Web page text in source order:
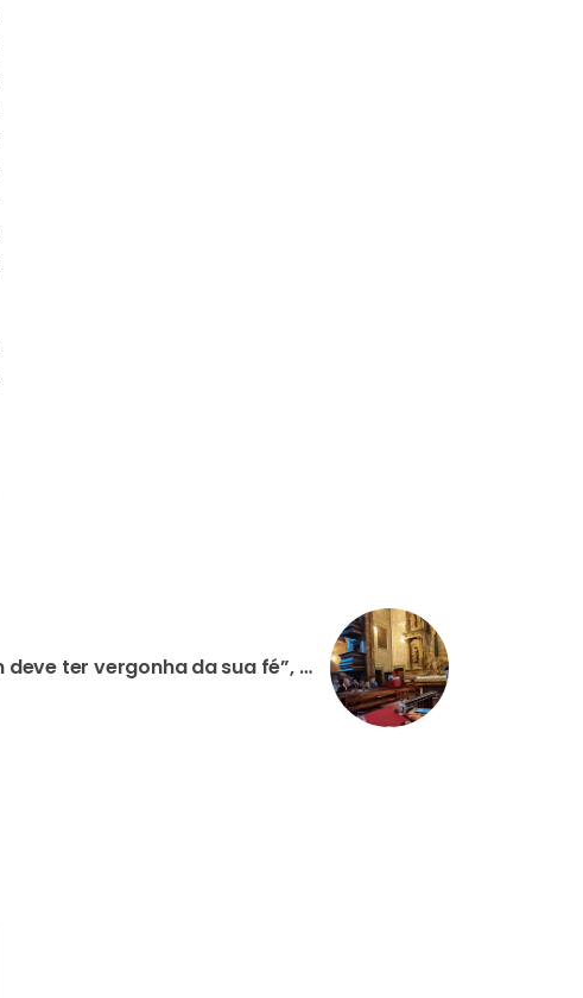
PORTUGAL: “Ninguém deve ter vergonha da sua fé”, diz Bispo do Funchal em iniciativa da Fundação AIS na Madeira